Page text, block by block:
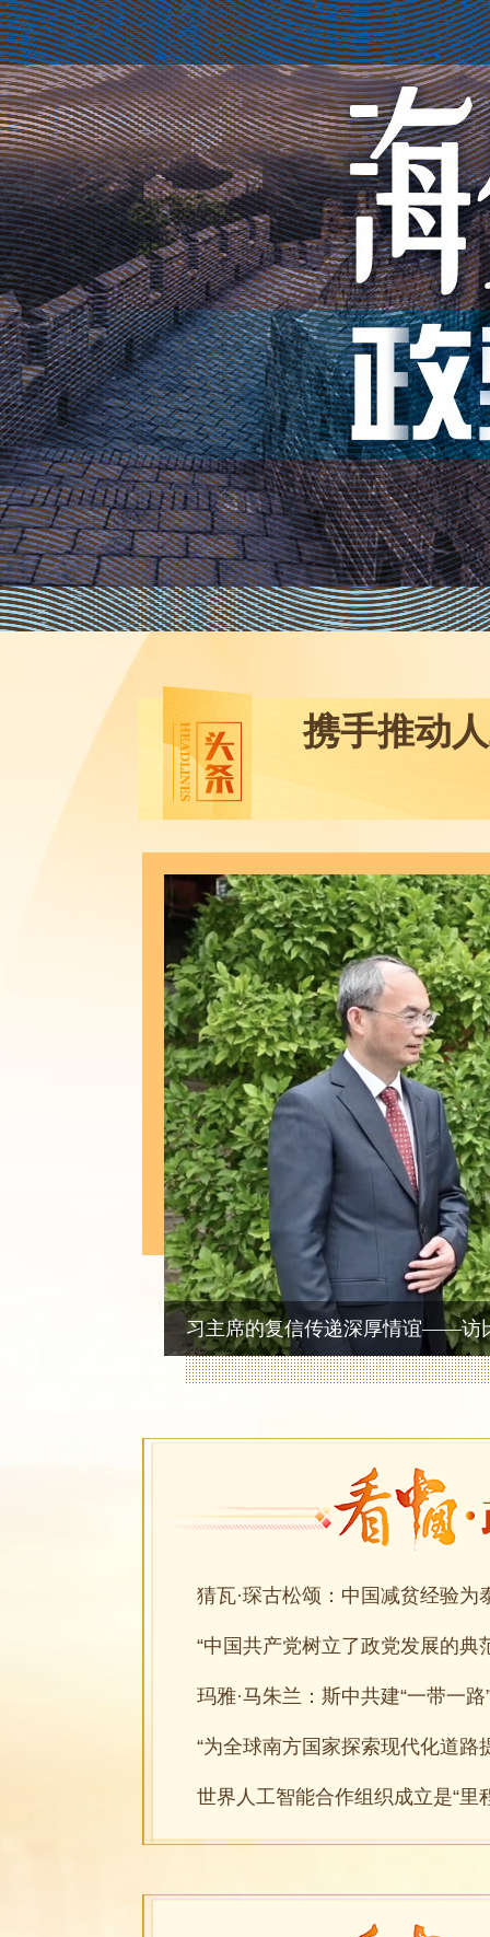
携手推动
习主席的复信传递深厚情谊——访
玛雅·马朱兰：斯中共建“一带一
“为全球南方国家探索现代化道路
世界人工智能合作组织成立是“里